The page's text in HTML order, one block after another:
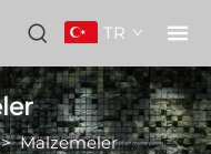
TR
Malzemeler